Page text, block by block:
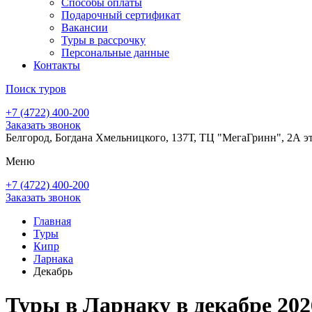
Подарочный сертификат
Вакансии
Туры в рассрочку
Персональные данные
Контакты
Поиск туров
+7 (4722) 400-200
Заказать звонок
Белгород, Богдана Хмельницкого, 137Т, ТЦ "МегаГринн", 2А
Меню
+7 (4722) 400-200
Заказать звонок
Главная
Туры
Кипр
Ларнака
Декабрь
Туры в Ларнаку в декабре